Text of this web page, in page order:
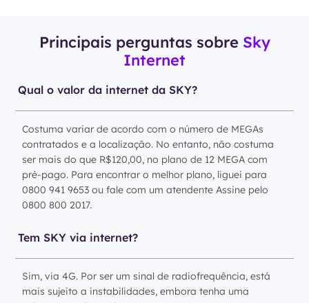
Principais perguntas sobre Sky
Internet
Qual o valor da internet da SKY?
Costuma variar de acordo com o número de MEGAs
contratados e a localização. No entanto, não costuma
ser mais do que R$120,00, no plano de 12 MEGA com
pré-pago. Para encontrar o melhor plano, liguei para
0800 941 9653 ou fale com um atendente Assine pelo
0800 800 2017.
Tem SKY via internet?
Sim, via 4G. Por ser um sinal de radiofrequência, está
mais sujeito a instabilidades, embora tenha uma